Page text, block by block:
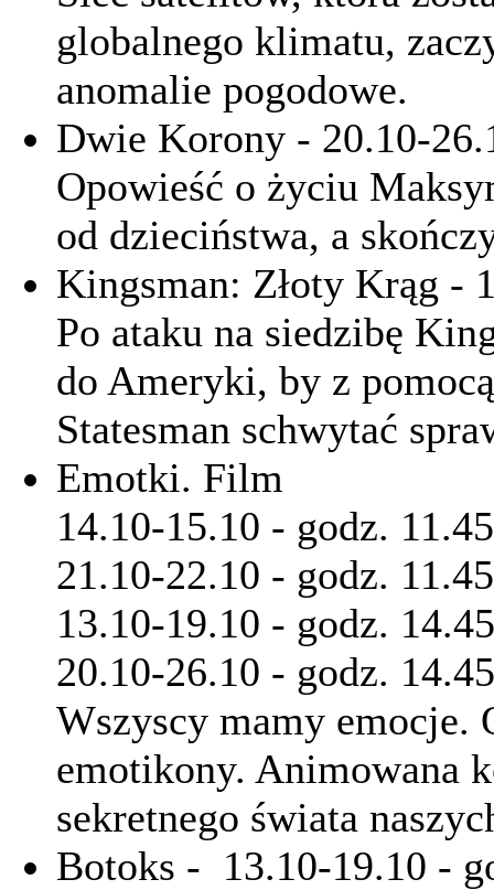
globalnego klimatu,
anomalie pogodowe.
Dwie Korony - 20.10-
Opowieść o życiu
od dzieciństwa, a
Kingsman: Złoty Krąg -
Po ataku na siedzibę
do Ameryki, by z
Statesman schwytać
Emotki. Film
14.10-15.10 - godz.
21.10-22.10 - godz.
13.10-19.10 - godz.
20.10-26.10 - godz.
Wszyscy mamy emocje.
emotikony. Animowana
sekretnego świata
Botoks - 13.10-19.10 -